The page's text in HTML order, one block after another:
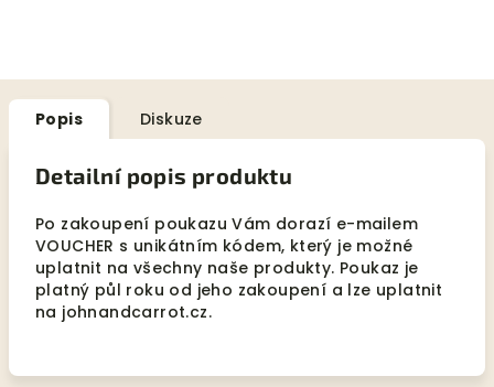
Popis Diskuze
Detailní popis produktu
Po zakoupení poukazu Vám dorazí e-mailem
VOUCHER s unikátním kódem, který je možné
uplatnit na všechny naše produkty. Poukaz je
platný půl roku od jeho zakoupení a lze uplatnit
na johnandcarrot.cz.